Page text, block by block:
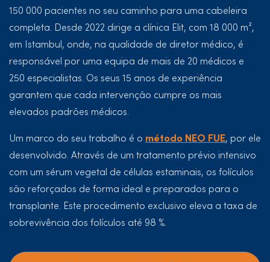
150 000 pacientes no seu caminho para uma cabeleira
completa. Desde 2022 dirige a clínica Elit, com 18 000 m²,
em Istambul, onde, na qualidade de diretor médico, é
responsável por uma equipa de mais de 20 médicos e
250 especialistas. Os seus 15 anos de experiência
garantem que cada intervenção cumpre os mais
elevados padrões médicos.
Um marco do seu trabalho é o método NEO FUE, por ele
desenvolvido. Através de um tratamento prévio intensivo
com um sérum vegetal de células estaminais, os folículos
são reforçados de forma ideal e preparados para o
transplante. Este procedimento exclusivo eleva a taxa de
sobrevivência dos folículos até 98 %.